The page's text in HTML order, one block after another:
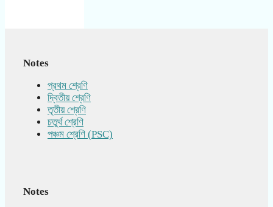
Notes
প্রথম শ্রেণি
দ্বিতীয় শ্রেণি
তৃতীয় শ্রেণি
চতুর্থ শ্রেণি
পঞ্চম শ্রেণি (PSC)
Notes